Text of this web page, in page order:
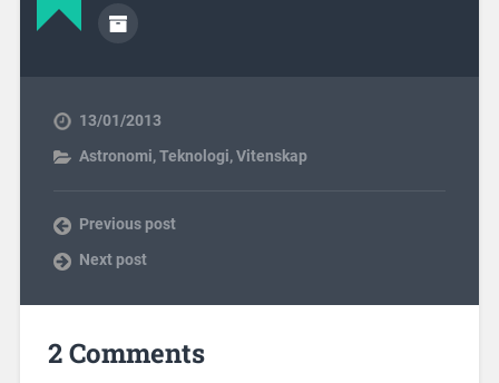
13/01/2013
Astronomi,Teknologi,Vitenskap
Previous post
Next post
2 Comments